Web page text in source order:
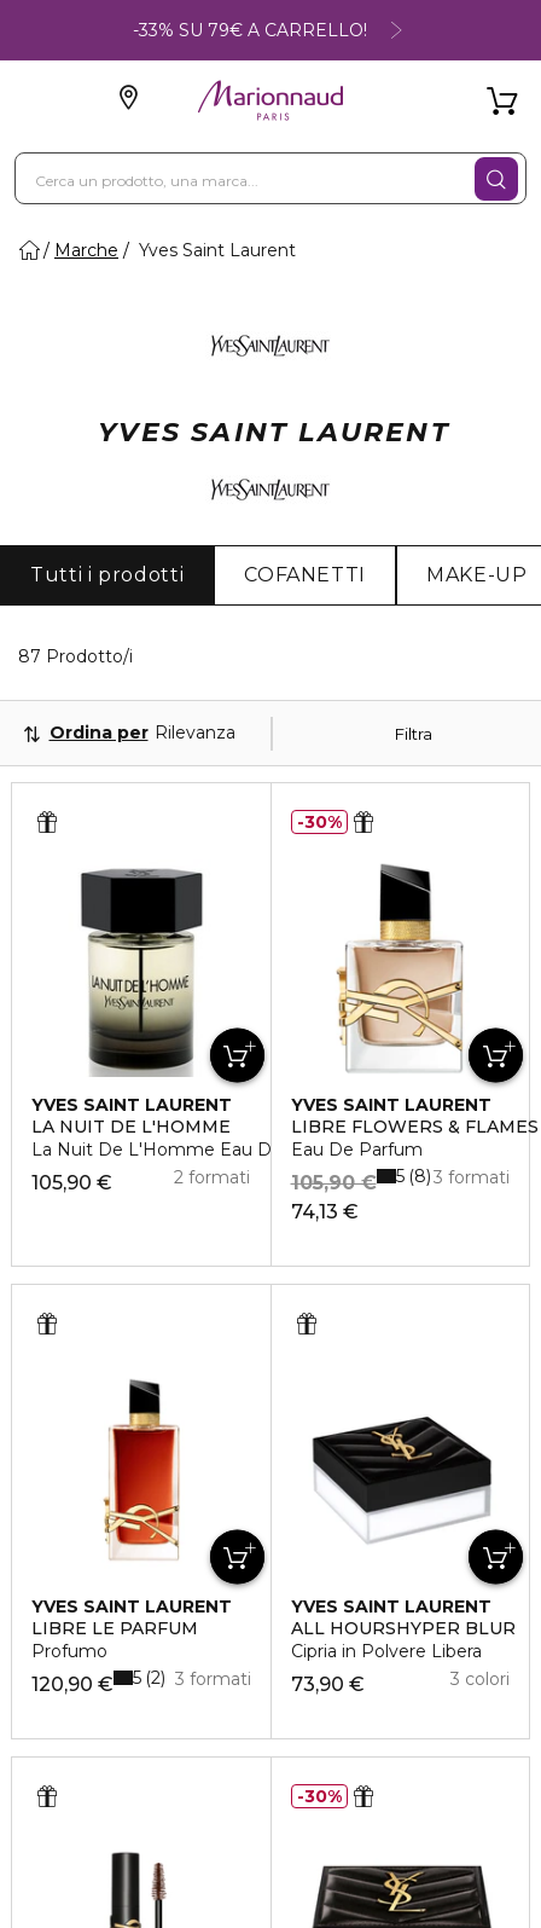
-33% SU 79€ A CARRELLO!
Marche Yves Saint Laurent
YVES SAINT LAURENT
Tutti i prodotti COFANETTI MAKE-UP
87 Prodotto/i
Filtra
Ordina per Rilevanza
YVES SAINT LAURENT
LA NUIT DE L'HOMME
La Nuit De L'Homme Eau De Toilette
105,90 € 2 formati
YVES SAINT LAURENT
LIBRE FLOWERS & FLAMES
Eau De Parfum
74,13 €
105,90 € 3 formati
5 8
30%
YVES SAINT LAURENT
LIBRE LE PARFUM
Profumo
120,90 € 3 formati
5 2
YVES SAINT LAURENT
ALL HOURSHYPER BLUR
Cipria in Polvere Libera
73,90 € 3 colori
30%